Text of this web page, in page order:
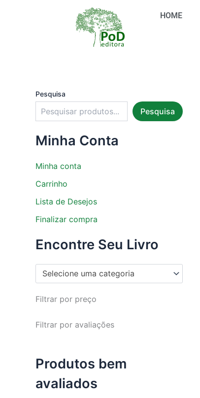
HOME
Pesquisa
Pesquisa
Minha Conta
Minha conta
Carrinho
Lista de Desejos
Finalizar compra
Encontre Seu Livro
Selecione uma categoria
Filtrar por preço
Filtrar por avaliações
Produtos bem
avaliados
u
m
c
g
o
r
a